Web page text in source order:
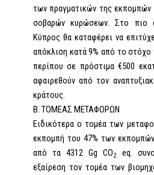
των πραγματικών της εκπομπών
σοβαρών κυρώσεων. Στο πιο
Κύπρος θα καταφέρει να
απόκλιση κατά 9% από το στόχο
περίπου σε πρόστιμα €500
αφαιρεθούν από τον
κράτους.
Β. ΤΟΜΕΑΣ ΜΕΤΑΦΟΡΩΝ
Ειδικότερα ο τομέα των
εκπομπή του 47% των
από τα 4312 Gg CO2
eq.
εξαίρεση τον τομέα των